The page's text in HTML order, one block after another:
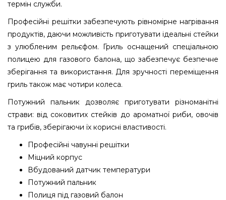
термін служби.
Професійні решітки забезпечують рівномірне нагрівання
продуктів, даючи можливість приготувати ідеальні стейки
з улюбленим рельєфом. Гриль оснащений спеціальною
полицею для газового балона, що забезпечує безпечне
зберігання та використання. Для зручності переміщення
гриль також має чотири колеса.
Потужний пальник дозволяє приготувати різноманітні
страви: від соковитих стейків до ароматної риби, овочів
та грибів, зберігаючи їх корисні властивості.
Професійні чавунні решітки
Міцний корпус
Вбудований датчик температури
Потужний пальник
Полиця під газовий балон